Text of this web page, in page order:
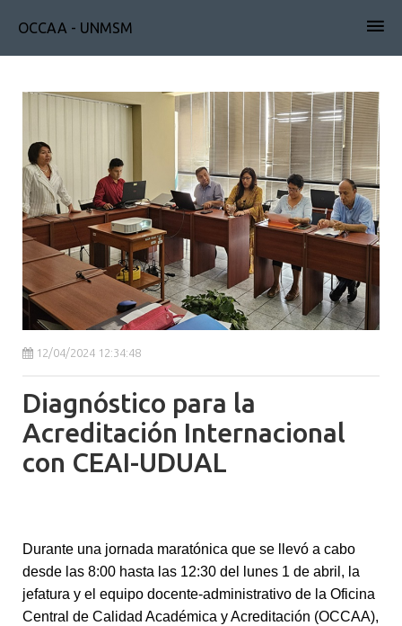
OCCAA - UNMSM
12/04/2024 12:34:48
Diagnóstico para la
Acreditación Internacional
con CEAI-UDUAL
Durante una jornada maratónica que se llevó a cabo
desde las 8:00 hasta las 12:30 del lunes 1 de abril, la
jefatura y el equipo docente-administrativo de la Oficina
Central de Calidad Académica y Acreditación (OCCAA),